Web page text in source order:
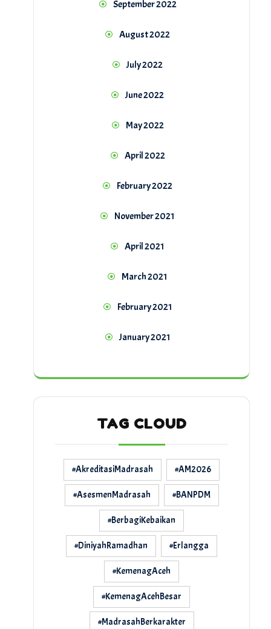
September 2022
August 2022
July 2022
June 2022
May 2022
April 2022
February 2022
November 2021
April 2021
March 2021
February 2021
January 2021
TAG CLOUD
#AkreditasiMadrasah #AM2026
#AsesmenMadrasah #BANPDM
#BerbagiKebaikan
#DiniyahRamadhan #Erlangga
#KemenagAceh
#KemenagAcehBesar
#MadrasahBerkarakter